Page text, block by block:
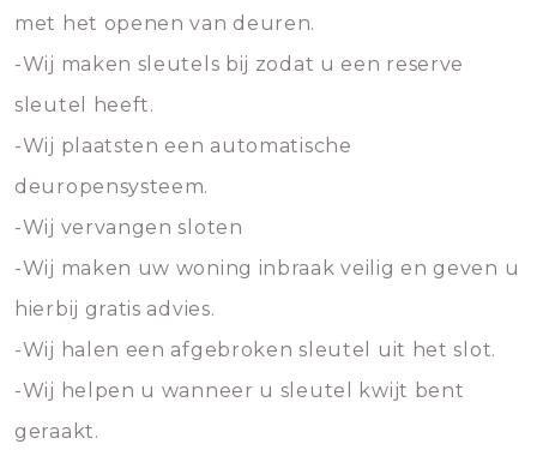
met het openen van deuren.
-Wij maken sleutels bij zodat u een reserve
sleutel heeft.
-Wij plaatsten een automatische
deuropensysteem.
-Wij vervangen sloten
-Wij maken uw woning inbraak veilig en geven u
hierbij gratis advies.
-Wij halen een afgebroken sleutel uit het slot.
-Wij helpen u wanneer u sleutel kwijt bent
geraakt.